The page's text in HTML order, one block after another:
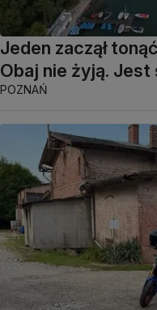
Jeden zaczął
Obaj nie żyją.
POZNAŃ